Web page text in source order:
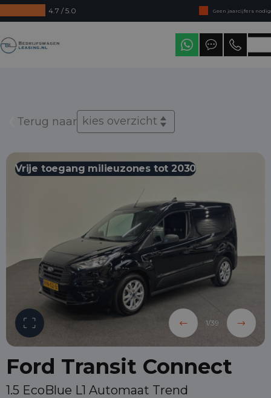
4.7 / 5.0
Geen jaarcijfers nodig
Direct uit voorraad leverbaar
Levering in heel Nederland
Terug naar kies overzicht
Vrije toegang milieuzones tot 2030
1/39
Ford Transit Connect
1.5 EcoBlue L1 Automaat Trend